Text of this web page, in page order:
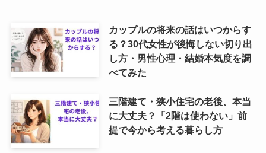
カップルの将来の話はいつからす
る？30代女性が後悔しない切り出
し方・男性心理・結婚本気度を調
べてみた
三階建て・狭小住宅の老後、本当
に大丈夫？「2階は使わない」前
提で今から考える暮らし方